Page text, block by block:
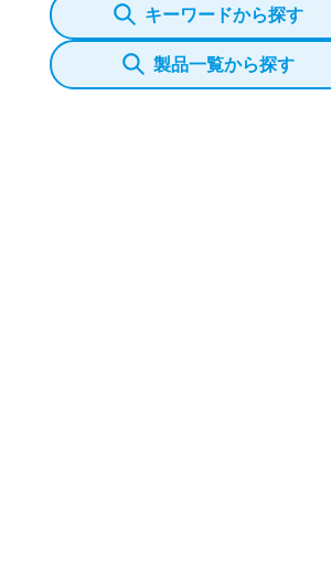
キーワードから探す
製品一覧から探す